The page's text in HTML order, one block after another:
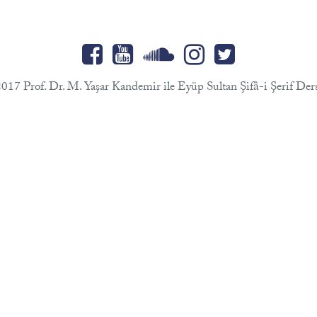
Prof. Dr. M. Yaşar Kandemir ile Eyüp Sultan Şifâ-i Şerif